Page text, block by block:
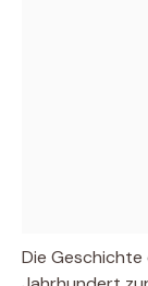
Die Geschichte